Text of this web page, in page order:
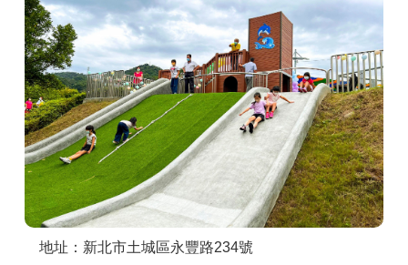
討論區
聯絡我們
APP下載
地址：新北市土城區永豐路234號